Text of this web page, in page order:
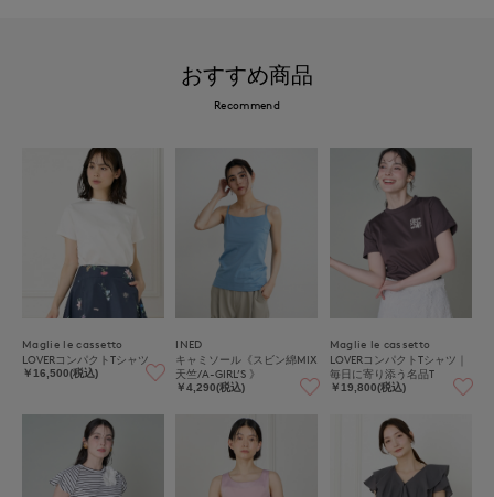
おすすめ商品
Recommend
Maglie le cassetto
LOVERコンパクトTシャツ
￥16,500(税込)
INED
キャミソール《スビン綿MIX
天竺/A-GIRL’S 》
￥4,290(税込)
Maglie le cassetto
LOVERコンパクトTシャツ｜
毎日に寄り添う名品T
￥19,800(税込)